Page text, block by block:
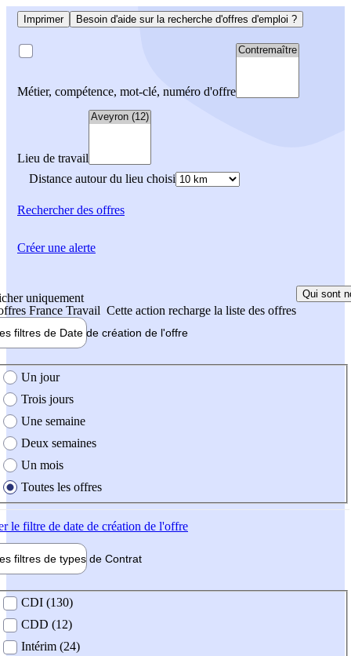
Imprimer Besoin d'aide sur la recherche d'offres d'emploi ?
Métier, compétence, mot-clé, numéro d'offre
Lieu de travail
Distance autour du lieu choisi
Rechercherdes offres
uniquement
France Travail Cette action recharge la liste des offres
Qui sont
filtres de Date de création de l'offre
création de l'offre
Un jour
Trois jours
Une semaine
Deux semaines
Un mois
Toutes les offres
le filtre de date de création de l'offre
filtres de types de Contrat
contrat
CDI (130)
CDD (12)
Intérim (24)
Créer une alerte